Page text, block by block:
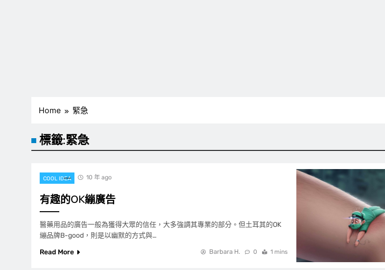
Home 緊急
標籤:緊急
COOL IDEA 10 年 ago
有趣的OK繃廣告
醫藥用品的廣告一般為獲得大眾的信任，大多強調其專業的部分。但土耳其的OK
繃品牌B-good，則是以幽默的方式與…
Read More
Barbara H. 0 1 mins